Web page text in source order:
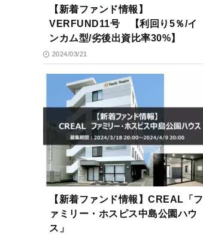
【新着ファンド情報】
VERFUND11号 【利回り5％/イ
ンカム型/劣後出資比率30%】
2024/03/21
【新着ファンド情報】CREAL「フ
ァミリー・ホスピス中島公園ハウ
ス」